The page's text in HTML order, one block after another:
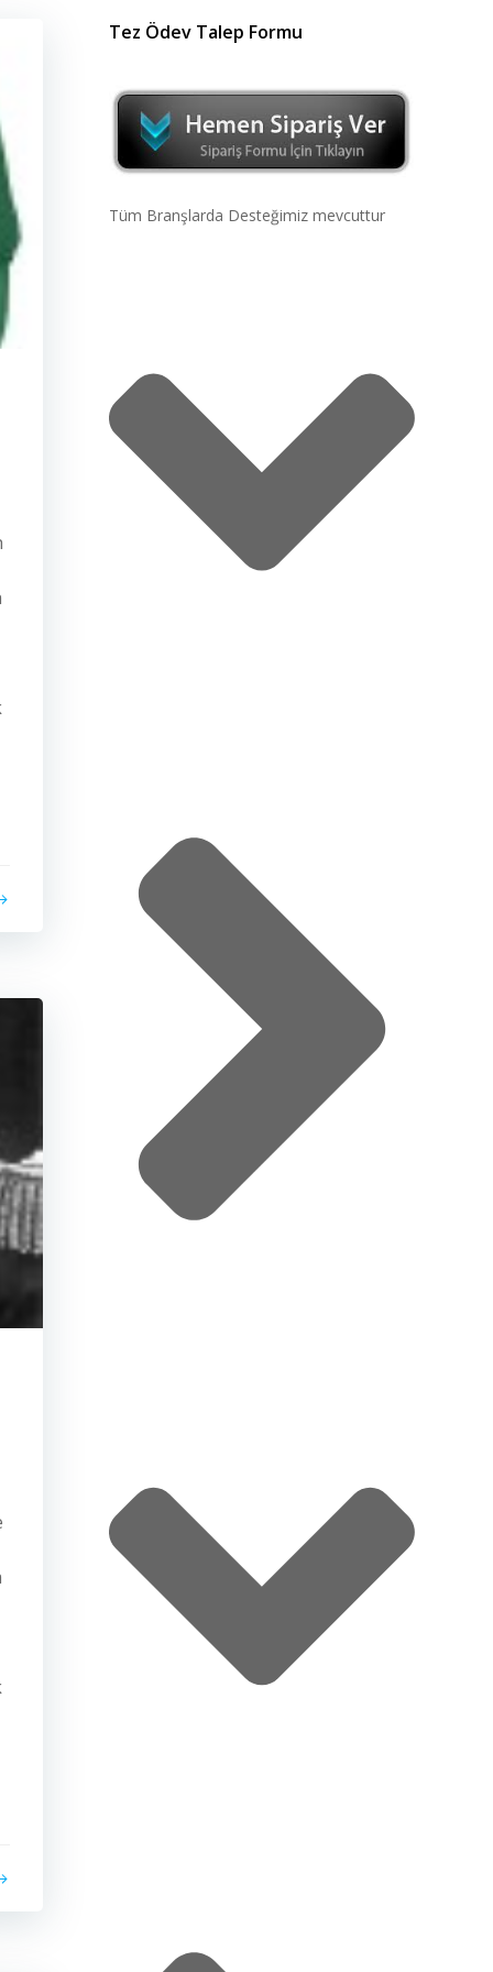
Tez Ödev Talep Formu
Tüm Branşlarda Desteğimiz mevcuttur